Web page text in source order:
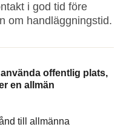
i god tid före
om handläggningstid.
offentlig plats,
en allmän
till allmänna